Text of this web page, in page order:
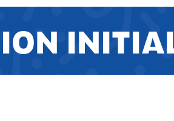
Le service juridique